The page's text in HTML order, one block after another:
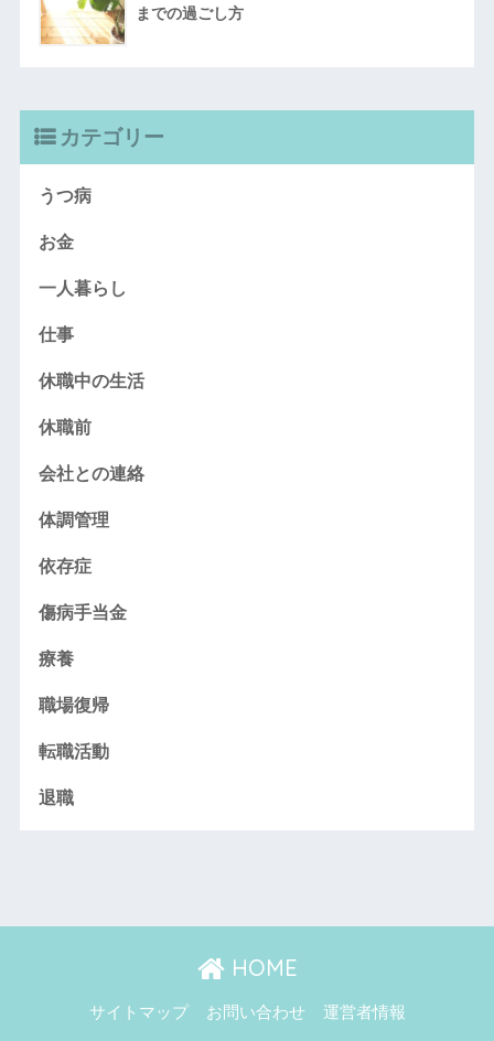
までの過ごし方
カテゴリー
うつ病
お金
一人暮らし
仕事
休職中の生活
休職前
会社との連絡
体調管理
依存症
傷病手当金
療養
職場復帰
転職活動
退職
HOME
サイトマップ お問い合わせ 運営者情報